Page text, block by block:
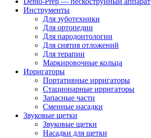
Инструменты
Для зуботехники
Для ортопедии
Для пародонтологии
Для снятия отложений
Для терапии
Маркировочные кольца
Ирригаторы
Портативные ирригаторы
Стационарные ирригаторы
Запасные части
Сменные насадки
Звуковые щетки
Звуковые щетки
Насадки для щетки